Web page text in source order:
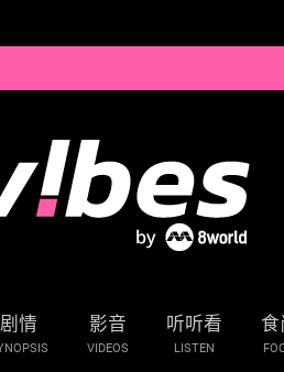
剧情 影音
VIDEOS
听听看
LISTEN
食